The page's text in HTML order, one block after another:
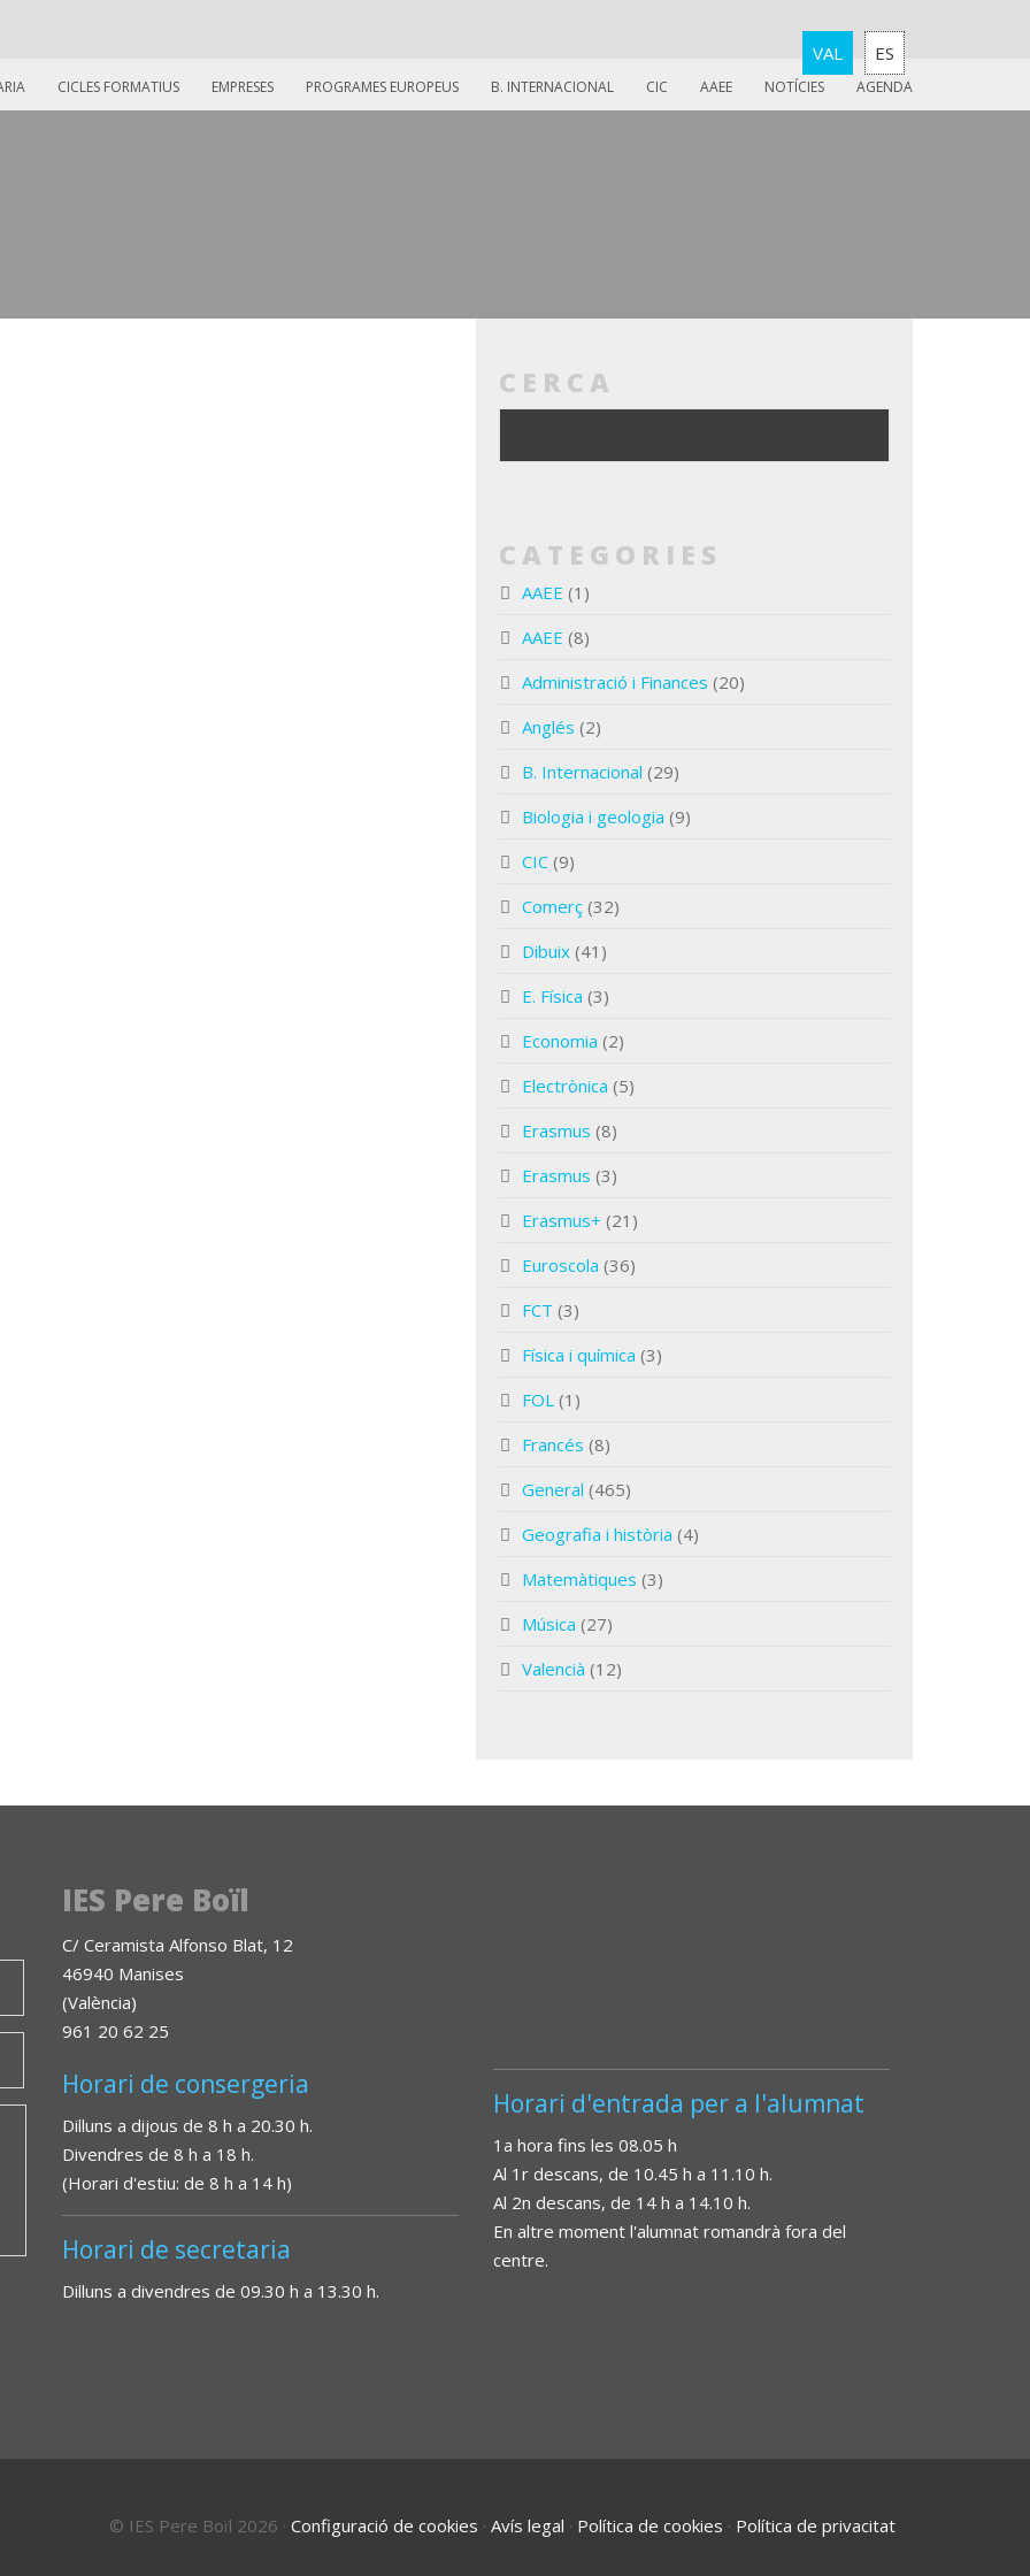
VAL ES
CICLES FORMATIUS EMPRESES PROGRAMES EUROPEUS B. INTERNACIONAL CIC AAEE NOTÍCIES AGENDA
CERCA
CATEGORIES
AAEE (1)
AAEE (8)
Administració i Finances (20)
Anglés (2)
B. Internacional (29)
Biologia i geologia (9)
CIC (9)
Comerç (32)
Dibuix (41)
E. Física (3)
Economia (2)
Electrònica (5)
Erasmus (8)
Erasmus (3)
Erasmus+ (21)
Euroscola (36)
FCT (3)
Física i química (3)
FOL (1)
Francés (8)
General (465)
Geografia i història (4)
Matemàtiques (3)
Música (27)
Valencià (12)
IES Pere Boïl
C/ Ceramista Alfonso Blat, 12
46940 Manises
(València)
961 20 62 25
Horari de consergeria
Dilluns a dijous de 8 h a 20.30 h.
Divendres de 8 h a 18 h.
(Horari d'estiu: de 8 h a 14 h)
Horari de secretaria
Dilluns a divendres de 09.30 h a 13.30 h.
Horari d'entrada per a l'alumnat
1a hora fins les 08.05 h
Al 1r descans, de 10.45 h a 11.10 h.
Al 2n descans, de 14 h a 14.10 h.
En altre moment l'alumnat romandrà fora del
centre.
© IES Pere Boïl 2026 · Configuració de cookies · Avís legal · Política de cookies · Política de privacitat